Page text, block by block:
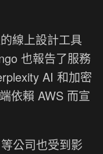
線上設計工具
也報告了服務
AI 和加密
依賴 AWS 而宣
公司也受到影